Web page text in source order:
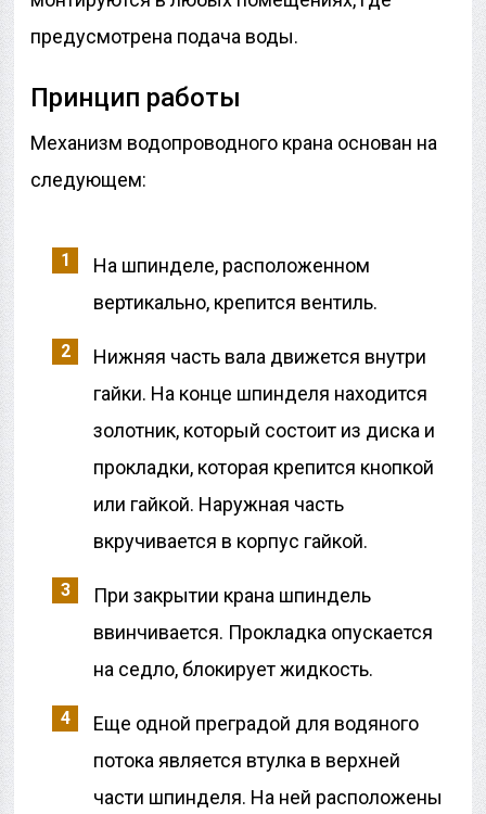
предусмотрена подача воды.
Принцип работы
Механизм водопроводного крана основан на
следующем:
На шпинделе, расположенном
вертикально, крепится вентиль.
Нижняя часть вала движется внутри
гайки. На конце шпинделя находится
золотник, который состоит из диска и
прокладки, которая крепится кнопкой
или гайкой. Наружная часть
вкручивается в корпус гайкой.
При закрытии крана шпиндель
ввинчивается. Прокладка опускается
на седло, блокирует жидкость.
Еще одной преградой для водяного
потока является втулка в верхней
части шпинделя. На ней расположены